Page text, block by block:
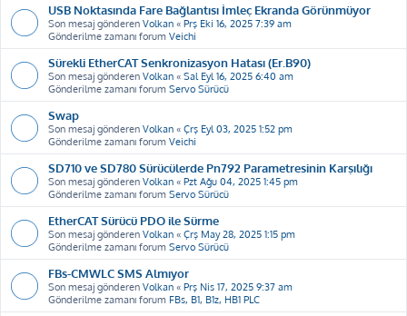
USB Noktasında Fare Bağlantısı İmleç Ekranda Görünmüyor
Son mesaj gönderen Volkan « Prş Eki 16, 2025 7:39 am
Gönderilme zamanı forum Veichi
Sürekli EtherCAT Senkronizasyon Hatası (Er.B90)
Son mesaj gönderen Volkan « Sal Eyl 16, 2025 6:40 am
Gönderilme zamanı forum Servo Sürücü
Swap
Son mesaj gönderen Volkan « Çrş Eyl 03, 2025 1:52 pm
Gönderilme zamanı forum Veichi
SD710 ve SD780 Sürücülerde Pn792 Parametresinin Karşılığı
Son mesaj gönderen Volkan « Pzt Ağu 04, 2025 1:45 pm
Gönderilme zamanı forum Servo Sürücü
EtherCAT Sürücü PDO ile Sürme
Son mesaj gönderen Volkan « Çrş May 28, 2025 1:15 pm
Gönderilme zamanı forum Servo Sürücü
FBs-CMWLC SMS Almıyor
Son mesaj gönderen Volkan « Prş Nis 17, 2025 9:37 am
Gönderilme zamanı forum FBs, B1, B1z, HB1 PLC